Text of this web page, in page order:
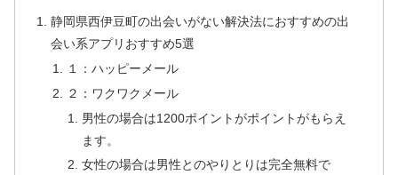
静岡県西伊豆町の出会いがない解決法におすすめの出
会い系アプリおすすめ5選
１：ハッピーメール
２：ワクワクメール
男性の場合は1200ポイントがポイントがもらえ
ます。
女性の場合は男性とのやりとりは完全無料で